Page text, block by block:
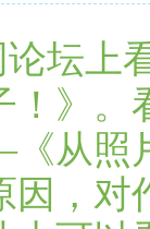
坛上
！》。
从照
因，对